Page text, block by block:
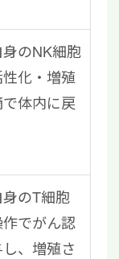
のNK細胞
化・増殖
体内に戻
のT細胞
でがん認
、増殖さ